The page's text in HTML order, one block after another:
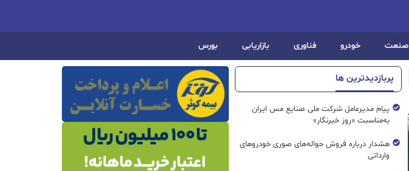
صنعت خودرو فناوری بازاریابی بورس
پربازدیدترین ها
پیام مدیرعامل شرکت ملی صنایع مس ایران
به‌مناسبت «روز خبرنگار»
هشدار درباره فروش حواله‌های صوری خودروهای
وارداتی